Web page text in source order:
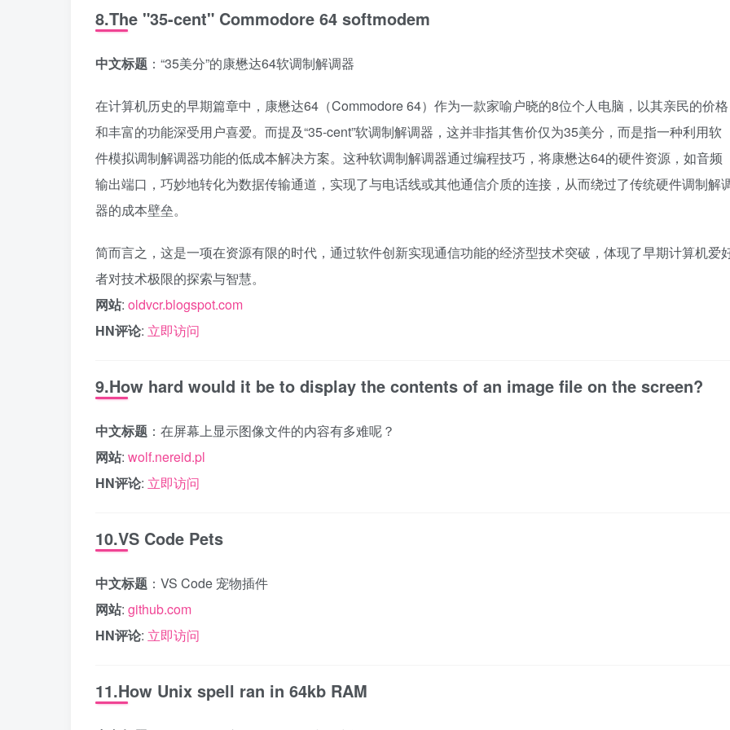
8.The "35-cent" Commodore 64 softmodem
中文标题 ：“35美分”的康懋达64软调制解调器
在计算机历史的早期篇章中，康懋达64（Commodore 64）作为一款家喻户晓的8位个人电脑，以其亲民的价格
和丰富的功能深受用户喜爱。而提及“35-cent”软调制解调器，这并非指其售价仅为35美分，而是指一种利用软
件模拟调制解调器功能的低成本解决方案。这种软调制解调器通过编程技巧，将康懋达64的硬件资源，如音频
输出端口，巧妙地转化为数据传输通道，实现了与电话线或其他通信介质的连接，从而绕过了传统硬件调制解
器的成本壁垒。
简而言之，这是一项在资源有限的时代，通过软件创新实现通信功能的经济型技术突破，体现了早期计算机爱
者对技术极限的探索与智慧。
网站: oldvcr.blogspot.com
HN评论: 立即访问
9.How hard would it be to display the contents of an image file on the screen?
中文标题 ：在屏幕上显示图像文件的内容有多难呢？
网站: wolf.nereid.pl
HN评论: 立即访问
10.VS Code Pets
中文标题 ：VS Code 宠物插件
网站: github.com
HN评论: 立即访问
11.How Unix spell ran in 64kb RAM